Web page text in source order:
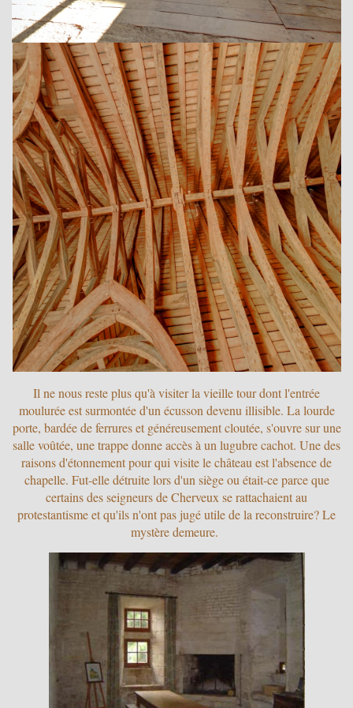
Il ne nous reste plus qu'à visiter la vieille tour dont l'entrée
moulurée est surmontée d'un écusson devenu illisible. La lourde
porte, bardée de ferrures et généreusement cloutée, s'ouvre sur une
salle voûtée, une trappe donne accès à un lugubre cachot. Une des
raisons d'étonnement pour qui visite le château est l'absence de
chapelle. Fut-elle détruite lors d'un siège ou était-ce parce que
certains des seigneurs de Cherveux se rattachaient au
protestantisme et qu'ils n'ont pas jugé utile de la reconstruire? Le
mystère demeure.